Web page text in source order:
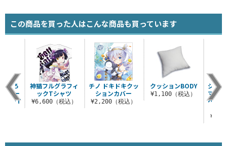
この商品を買った人はこんな商品も買っています
チノ ドキドキクッ
ションカバー
¥2,200（税込）
クッションBODY
¥1,100（税込）
ジオ
マー
ペン
下ろ
キー
ックT
神猫フルグラフィ
ックTシャツ
¥6,600（税込）